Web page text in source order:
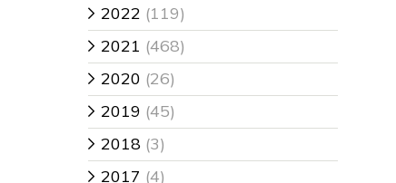
> 2022 (119)
> 2021 (468)
> 2020 (26)
> 2019 (45)
> 2018 (3)
> 2017 (4)